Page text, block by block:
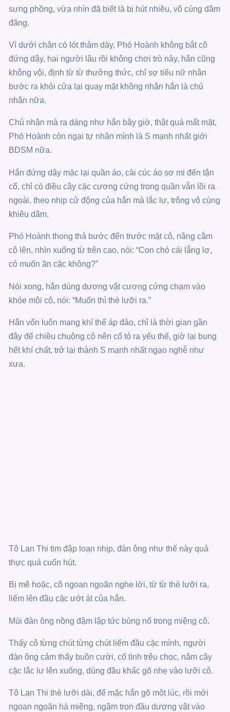
sưng phồng, vừa nhìn đã biết là bị hút nhiều, vô cùng dâm
đãng.
Vì dưới chân có lót thảm dày, Phó Hoành không bắt cô
đứng dậy, hai người lâu rồi không chơi trò này, hắn cũng
không vội, định từ từ thưởng thức, chỉ sợ tiểu nữ nhân
bước ra khỏi cửa lại quay mặt không nhận hắn là chủ
nhân nữa.
Chủ nhân mà ra dáng như hắn bây giờ, thật quá mất mặt,
Phó Hoành còn ngại tự nhận mình là S mạnh nhất giới
BDSM nữa.
Hắn đứng dậy mặc lại quần áo, cài cúc áo sơ mi đến tận
cổ, chỉ có điều cây cặc cương cứng trong quần vẫn lồi ra
ngoài, theo nhịp cử động của hắn mà lắc lư, trông vô cùng
khiêu dâm.
Phó Hoành thong thả bước đến trước mặt cô, nâng cằm
cô lên, nhìn xuống từ trên cao, nói: “Con chó cái lẳng lơ,
có muốn ăn cặc không?”
Nói xong, hắn dùng dương vật cương cứng chạm vào
khóe môi cô, nói: “Muốn thì thè lưỡi ra.”
Hắn vốn luôn mang khí thế áp đảo, chỉ là thời gian gần
đây để chiều chuộng cô nên cố tỏ ra yếu thế, giờ lại bung
hết khí chất, trở lại thành S mạnh nhất ngạo nghễ như
xưa.
Tô Lan Thi tim đập loạn nhịp, đàn ông như thế này quả
thực quá cuốn hút.
Bị mê hoặc, cô ngoan ngoãn nghe lời, từ từ thè lưỡi ra,
liếm lên đầu cặc ướt át của hắn.
Mùi đàn ông nồng đậm lập tức bùng nổ trong miệng cô.
Thấy cô từng chút từng chút liếm đầu cặc mình, người
đàn ông cảm thấy buồn cười, cố tình trêu chọc, nắm cây
cặc lắc lư lên xuống, dùng đầu khấc gõ nhẹ vào lưỡi cô.
Tô Lan Thi thè lưỡi dài, để mặc hắn gõ một lúc, rồi mới
ngoan ngoãn há miệng, ngậm trọn đầu dương vật vào